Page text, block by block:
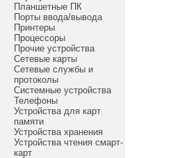
Планшетные ПК
Порты ввода/вывода
Принтеры
Процессоры
Прочие устройства
Сетевые карты
Сетевые службы и
протоколы
Системные устройства
Телефоны
Устройства для карт
памяти
Устройства хранения
Устройства чтения смарт-
карт